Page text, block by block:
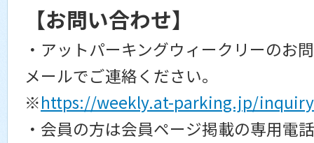
【お問い合わせ】
・アットパーキングウィークリーのお
メールでご連絡ください。
※https://weekly.at-parking.jp/inquiry
・会員の方は会員ページ掲載の専用電